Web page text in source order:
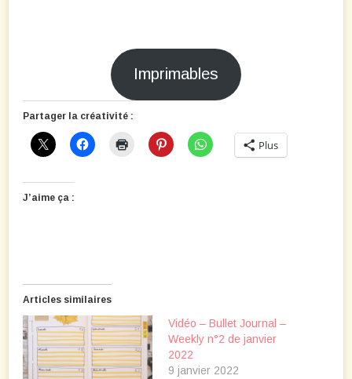
Imprimables
Partager la créativité :
Plus
J’aime ça :
Articles similaires
Vidéo – Bullet Journal –
Weekly n°2 de janvier
2022
9 janvier 2022